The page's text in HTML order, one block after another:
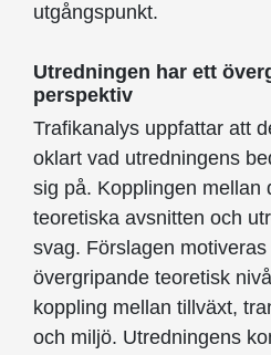
utgångspunkt.
Utredningen har ett
perspektiv
Trafikanalys uppfattar att
oklart vad utredningens
sig på. Kopplingen mellan
teoretiska avsnitten och
svag. Förslagen
övergripande teoretisk
koppling mellan tillväxt,
och miljö. Utredningens